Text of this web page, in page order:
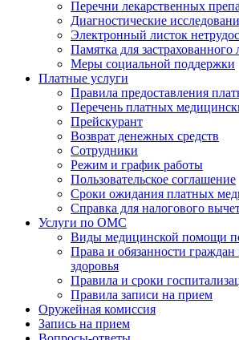
Перечни лекарственных
Диагностические
Электронный листок
Памятка для застрахованного
Меры социальной поддержки
Платные услуги
Правила предоставления
Перечень платных
Прейскурант
Возврат денежных средств
Сотрудники
Режим и график работы
Пользовательское соглашение
Сроки ожидания платных
Справка для налогового
Услуги по ОМС
Виды медицинской помощи
Права и обязанности
здоровья
Правила и сроки
Правила записи на прием
Оружейная комиссия
Запись на прием